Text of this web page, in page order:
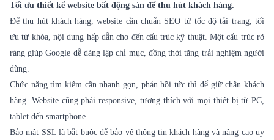
Tối ưu thiết kế website bất động sản để thu hút khách hàng.
Để thu hút khách hàng, website cần chuẩn SEO từ tốc độ tải trang, tối
ưu từ khóa, nội dung hấp dẫn cho đến cấu trúc kỹ thuật. Một cấu trúc rõ
ràng giúp Google dễ dàng lập chỉ mục, đồng thời tăng trải nghiệm người
dùng.
Chức năng tìm kiếm cần nhanh gọn, phản hồi tức thì để giữ chân khách
hàng. Website cũng phải responsive, tương thích với mọi thiết bị từ PC,
tablet đến smartphone.
Bảo mật SSL là bắt buộc để bảo vệ thông tin khách hàng và nâng cao uy